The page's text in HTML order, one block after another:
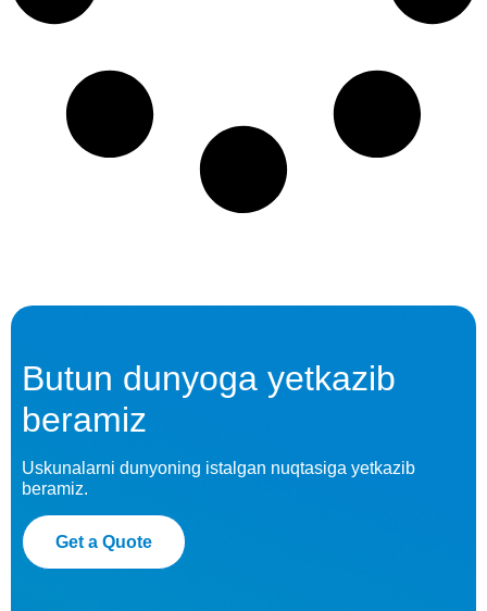
Butun dunyoga yetkazib
beramiz
Uskunalarni dunyoning istalgan nuqtasiga yetkazib
beramiz.
Get a Quote